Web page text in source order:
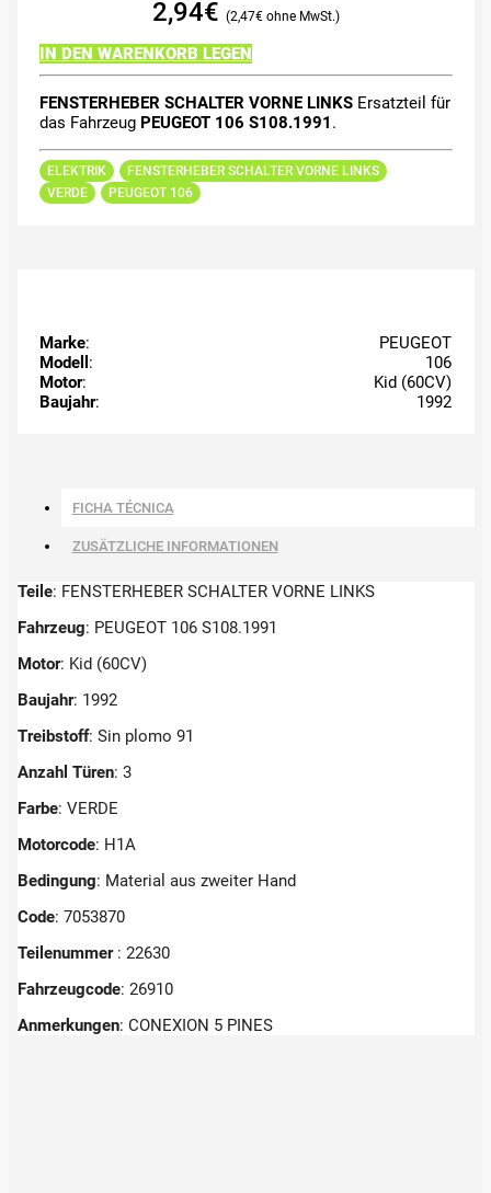
2,94€ 2,47€
IN DEN WARENKORB LEGEN
FENSTERHEBER SCHALTER VORNE LINKSErsatzteil für
das Fahrzeug PEUGEOT 106 S108.1991 .
ELEKTRIK
FENSTERHEBER SCHALTER VORNE LINKS
VERDE
PEUGEOT 106
Marke:
PEUGEOT
Modell :
106
Motor:
Kid (60CV)
Baujahr: 1992
FICHA TÉCNICA
ZUSÄTZLICHE INFORMATIONEN
Teile: FENSTERHEBER SCHALTER VORNE LINKS
Fahrzeug: PEUGEOT 106 S108.1991
Motor: Kid (60CV)
Baujahr: 1992
Treibstoff: Sin plomo 91
Anzahl Türen: 3
Farbe: VERDE
Motorcode: H1A
Bedingung: Material aus zweiter Hand
Code: 7053870
Teilenummer : 22630
Fahrzeugcode: 26910
Anmerkungen: CONEXION 5 PINES